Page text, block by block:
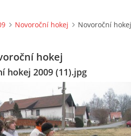
Novoroční hokej Novoroční
hokej
hokej 2009 (11).jpg